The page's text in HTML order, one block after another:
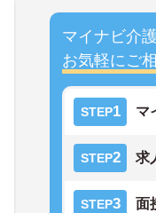
マイナビ介
お気軽にご
STEP1 マ
STEP2 求
STEP3 面